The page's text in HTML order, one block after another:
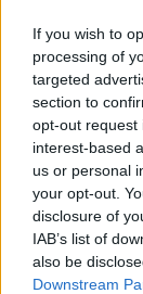
If you wish to
processing of
targeted
section to
opt-out request
interest-based
us or personal
your opt-out.
disclosure of
IAB’s list of
also be
Downstream
Ο νεαρός από
συνεργασίες
κατάφερε να
τώρα
επιθετικός.